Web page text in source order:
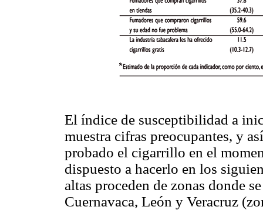
El índice de susceptibilidad a
muestra cifras preocupantes, y
probado el cigarrillo en el
dispuesto a hacerlo en los
altas proceden de zonas donde
Cuernavaca, León y Veracruz